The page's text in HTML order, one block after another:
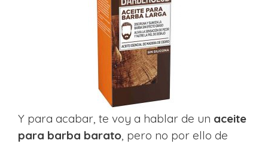
Y para acabar, te voy a hablar de un aceite
para barba barato , pero no por ello de